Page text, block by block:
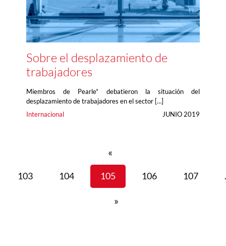
Sobre el desplazamiento de
trabajadores
Miembros de Pearle* debatieron la situación del
desplazamiento de trabajadores en el sector […]
Internacional
JUNIO 2019
«
103 104 105 106 107
»